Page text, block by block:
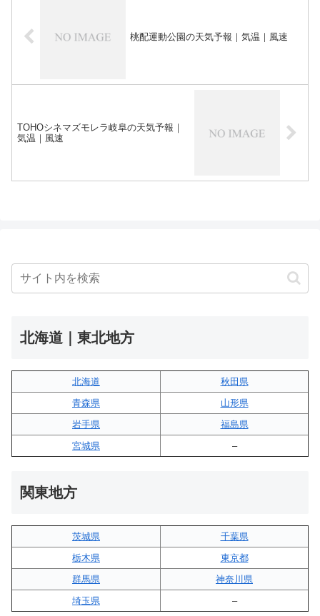
桃配運動公園の天気予報｜気温｜風速
TOHOシネマズモレラ岐阜の天気予報｜
気温｜風速
北海道｜東北地方
北海道
秋田県
青森県
山形県
岩手県
福島県
宮城県
–
関東地方
茨城県
千葉県
栃木県
東京都
群馬県
神奈川県
埼玉県
–